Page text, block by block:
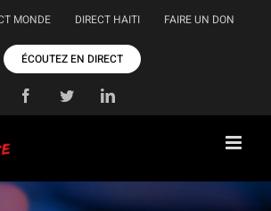
MONDE DIRECT HAITI FAIRE UN DON
ÉCOUTEZ EN DIRECT
FacebookTwitterLinkedIn